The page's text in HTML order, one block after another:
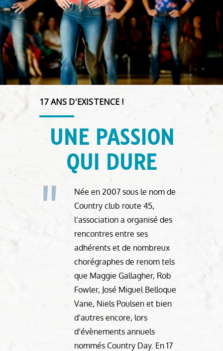
17 ANS D'EXISTENCE !
UNE PASSION
QUI DURE
Née en 2007 sous le nom de
Country club route 45,
l’association a organisé des
rencontres entre ses
adhérents et de nombreux
chorégraphes de renom tels
que Maggie Gallagher, Rob
Fowler, José Miguel Belloque
Vane, Niels Poulsen et bien
d’autres encore, lors
d’évènements annuels
nommés Country Day. En 17